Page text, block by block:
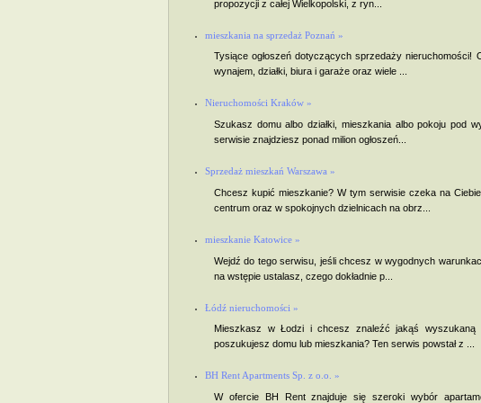
propozycji z całej Wielkopolski, z ryn...
mieszkania na sprzedaż Poznań »
Tysiące ogłoszeń dotyczących sprzedaży nieruchomości!
wynajem, działki, biura i garaże oraz wiele ...
Nieruchomości Kraków »
Szukasz domu albo działki, mieszkania albo pokoju pod
serwisie znajdziesz ponad milion ogłoszeń...
Sprzedaż mieszkań Warszawa »
Chcesz kupić mieszkanie? W tym serwisie czeka na
centrum oraz w spokojnych dzielnicach na obrz...
mieszkanie Katowice »
Wejdź do tego serwisu, jeśli chcesz w wygodnych
na wstępie ustalasz, czego dokładnie p...
Łódź nieruchomości »
Mieszkasz w Łodzi i chcesz znaleźć jakąś wyszukaną
poszukujesz domu lub mieszkania? Ten serwis powstał z ...
BH Rent Apartments Sp. z o.o. »
W ofercie BH Rent znajduje się szeroki wybór